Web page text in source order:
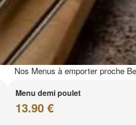
Nos Menus à emporter proche
Menu demi poulet
13.90 €